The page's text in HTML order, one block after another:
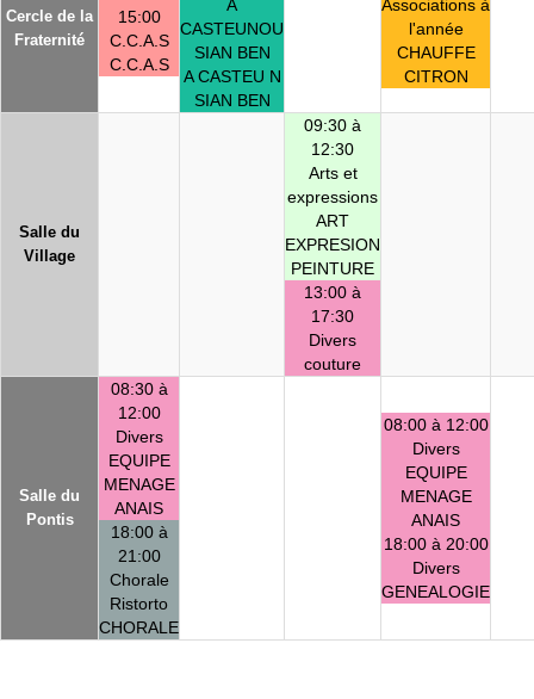
Cercle de la
Fraternité
15:00
C.C.A.S
C.C.A.S
A
CASTEUNOU
SIAN BEN
A CASTEU N
SIAN BEN
Associations à
l'année
CHAUFFE
CITRON
Salle du
Village
09:30 à
12:30
Arts et
expressions
ART
EXPRESION
PEINTURE
13:00 à
17:30
Divers
couture
Salle du
Pontis
08:30 à
12:00
Divers
EQUIPE
MENAGE
ANAIS
18:00 à
21:00
Chorale
Ristorto
CHORALE
08:00 à 12:00
Divers
EQUIPE
MENAGE
ANAIS
18:00 à 20:00
Divers
GENEALOGIE